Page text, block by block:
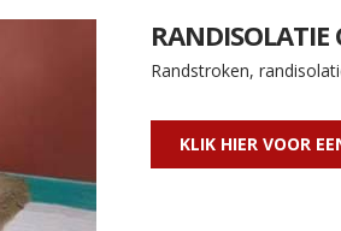
RANDISOLATIE
Randstroken,
KLIK HIER VOOR